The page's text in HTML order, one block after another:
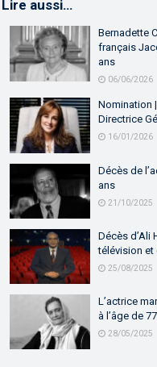
Lire aussi…
Bernadette
français
ans
06/06/2026
Nomination
Directrice
16/01/2026
Décès de
ans
21/10/2025
Décès d’Ali
télévision et
25/08/2025
L’actrice
à l’âge de
28/05/2025